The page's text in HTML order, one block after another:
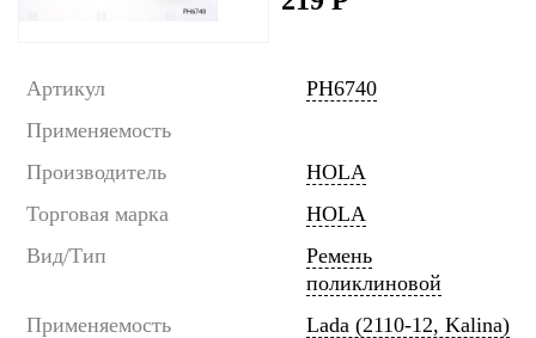
Артикул
PH6740
Применяемость
Производитель
HOLA
Торговая марка
HOLA
Вид/Тип
Ремень
поликлиновой
Применяемость
Lada (2110-12, Kalina)